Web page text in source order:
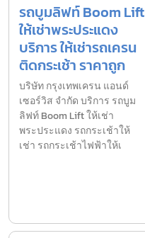
รถบูมลิฟท์ Boom Lift
ให้เช่าพระประแดง
บริการ ให้เช่ารถเครน
ติดกระเช้า ราคาถูก
บริษัท กรุงเทพเครน แอนด์
เซอร์วิส จำกัด บริการ รถบูม
ลิฟท์ Boom Lift ให้เช่า
พระประแดง รถกระเช้าให้
เช่า รถกระเช้าไฟฟ้าให้เ